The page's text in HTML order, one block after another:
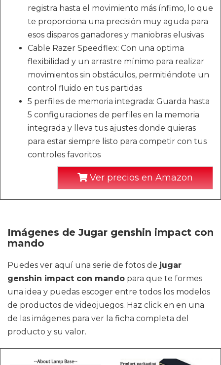
registra hasta el movimiento más ínfimo, lo que
te proporciona una precisión muy aguda para
esos disparos ganadores y maniobras elusivas
Cable Razer Speedflex: Con una optima
flexibilidad y un arrastre mínimo para realizar
movimientos sin obstáculos, permitiéndote un
control fluido en tus partidas
5 perfiles de memoria integrada: Guarda hasta
5 configuraciones de perfiles en la memoria
integrada y lleva tus ajustes donde quieras
para estar siempre listo para competir con tus
controles favoritos
Ver precios en Amazon
Imágenes de Jugar genshin impact con
mando
Puedes ver aquí una serie de fotos de jugar
genshin impact con mando para que te formes
una idea y puedas escoger entre todos los modelos
de productos de videojuegos. Haz click en en una
de las imágenes para ver la ficha completa del
producto y su valor.